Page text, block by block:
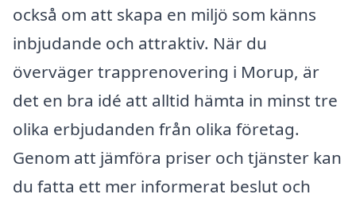
också om att skapa en miljö som känns
inbjudande och attraktiv. När du
överväger trapprenovering i Morup, är
det en bra idé att alltid hämta in minst tre
olika erbjudanden från olika företag.
Genom att jämföra priser och tjänster kan
du fatta ett mer informerat beslut och